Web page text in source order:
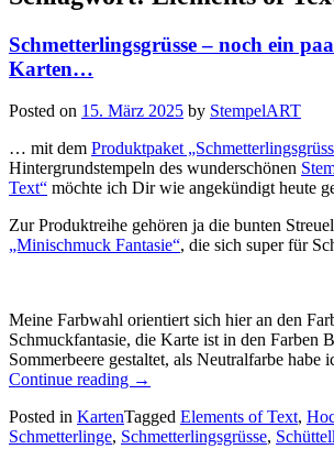
Schmetterlingsgrüsse – noch ein
Karten…
Posted on 15. März 2025 by StempelART
… mit dem Produktpaket
Hintergrundstempeln des wunderschönen
Text“ möchte ich Dir wie angekündigt heute
Zur Produktreihe gehören ja die bunten
„Minischmuck Fantasie“, die sich super für
Meine Farbwahl orientiert sich hier an den
Schmuckfantasie, die Karte ist in den Farben
Sommerbeere gestaltet, als Neutralfarbe habe
Continue reading „Schmetterlingsgrüsse
noch
ein
→
Posted in KartenTagged Elements of Text,
Schmetterlinge, Schmetterlingsgrüsse,